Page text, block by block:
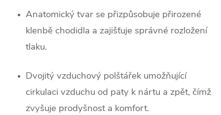
Anatomický tvar se přizpůsobuje přirozené
klenbě chodidla a zajišťuje správné rozložení
tlaku.
Dvojitý vzduchový polštářek umožňující
cirkulaci vzduchu od paty k nártu a zpět, čímž
zvyšuje prodyšnost a komfort.